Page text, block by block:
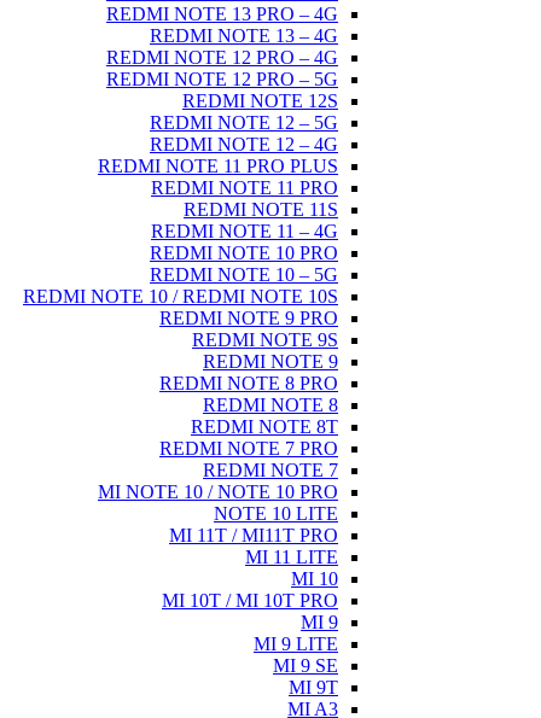
REDMI NOTE 13 PRO – 4G
REDMI NOTE 13 – 4G
REDMI NOTE 12 PRO – 4G
REDMI NOTE 12 PRO – 5G
REDMI NOTE 12S
REDMI NOTE 12 – 5G
REDMI NOTE 12 – 4G
REDMI NOTE 11 PRO PLUS
REDMI NOTE 11 PRO
REDMI NOTE 11S
REDMI NOTE 11 – 4G
REDMI NOTE 10 PRO
REDMI NOTE 10 – 5G
REDMI NOTE 10 / REDMI NOTE 10S
REDMI NOTE 9 PRO
REDMI NOTE 9S
REDMI NOTE 9
REDMI NOTE 8 PRO
REDMI NOTE 8
REDMI NOTE 8T
REDMI NOTE 7 PRO
REDMI NOTE 7
MI NOTE 10 / NOTE 10 PRO
NOTE 10 LITE
MI 11T / MI11T PRO
MI 11 LITE
MI 10T / MI 10T PRO
MI 9 LITE
MI 9 SE